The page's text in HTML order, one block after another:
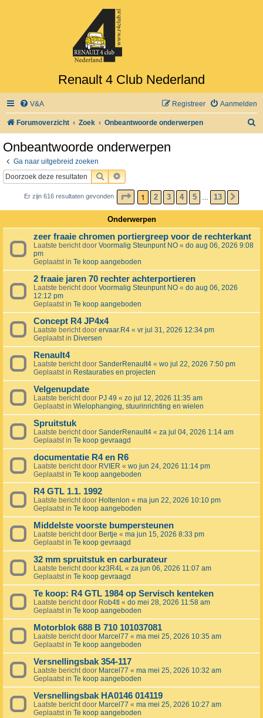
Renault 4 Club Nederland
V&A Aanmelden
Registreer
Forumoverzicht Zoek Onbeantwoorde onderwerpen
Onbeantwoorde onderwerpen
Ga naar uitgebreid zoeken
ZOEKUITGEBREID ZOEKEN
Er zijn 616 resultaten gevonden PAGINA VAN 13
1 2 3 4 5 13
Onderwerpen
zeer fraaie chromen portiergreep voor de rechterkant
Laatste bericht door Voormalig Steunpunt NO « do aug 06, 2026 9:08
pm
Geplaatst in Te koop aangeboden
2 fraaie jaren 70 rechter achterportieren
Laatste bericht door Voormalig Steunpunt NO « do aug 06, 2026
12:12 pm
Geplaatst in Te koop aangeboden
Concept R4 JP4x4
Laatste bericht door ervaar.R4 « vr jul 31, 2026 12:34 pm
Geplaatst in Diversen
Renault4
Laatste bericht door SanderRenault4 « wo jul 22, 2026 7:50 pm
Geplaatst in Restauraties en projecten
Velgenupdate
Laatste bericht door PJ 49 « zo jul 12, 2026 11:35 am
Geplaatst in Wielophanging, stuurinrichting en wielen
Spruitstuk
Laatste bericht door SanderRenault4 « za jul 04, 2026 1:14 am
Geplaatst in Te koop gevraagd
documentatie R4 en R6
Laatste bericht door RVIER « wo jun 24, 2026 11:14 pm
Geplaatst in Te koop aangeboden
R4 GTL 1.1. 1992
Laatste bericht door Holtenlon « ma jun 22, 2026 10:10 pm
Geplaatst in Te koop aangeboden
Middelste voorste bumpersteunen
Laatste bericht door Bertje « ma jun 15, 2026 8:33 pm
Geplaatst in Te koop gevraagd
32 mm spruitstuk en carburateur
Laatste bericht door kz3R4L « za jun 06, 2026 11:07 am
Geplaatst in Te koop gevraagd
Te koop: R4 GTL 1984 op Servisch kenteken
Laatste bericht door Rob4tl « do mei 28, 2026 11:58 am
Geplaatst in Te koop aangeboden
Motorblok 688 B 710 101037081
Laatste bericht door Marcel77 « ma mei 25, 2026 10:35 am
Geplaatst in Te koop aangeboden
Versnellingsbak 354-117
Laatste bericht door Marcel77 « ma mei 25, 2026 10:32 am
Geplaatst in Te koop aangeboden
Versnellingsbak HA0146 014119
Laatste bericht door Marcel77 « ma mei 25, 2026 10:27 am
Geplaatst in Te koop aangeboden